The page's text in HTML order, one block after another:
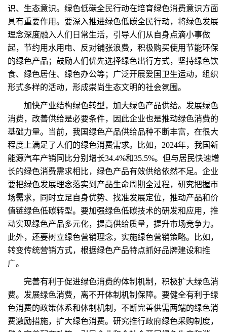
识、生态意识。绿色低碳全民行动在培育绿色消费意识方面
具有重要作用。要深入推进绿色低碳全民行动，将绿色发展
理念深度融入人们日常生活，引导人们从自身点滴小事做
起，节约用水用电、反对铺张浪费，积极购买使用节能环保
的绿色产品；鼓励人们优先选择绿色出行方式，坚持绿色饮
食、绿色居住、绿色办公等；广泛开展爱国卫生运动，组织
形式多样的活动，形成崇尚生态文明的社会氛围。
加快产业结构绿色转型，加大绿色产品供给。发展绿色
消费，改善供给是必要条件，因此企业也是推动绿色消费的
基础力量。当前，我国绿色产品供给品种不断丰富，在很大
程度上满足了人们的绿色消费需求。比如，2024年，我国新
能源汽车产销同比分别增长34.4%和35.5%。但与居民快速增
长的绿色消费需求相比，绿色产品有效供给依然不足。企业
要把绿色发展理念落实到产品生命周期全过程，研究把握市
场需求，同时立足自身优势、找准发展定位，推动产品和价
值链绿色低碳转型。要加强绿色低碳技术的研发和应用，推
动实现绿色产品多元化，提高供给质量，提升市场竞争力。
此外，还要树立绿色营销理念，实施绿色营销策略。比如，
转变传统营销方式，根据绿色产品特点抓好品牌建设和推
广。
完善有利于促进绿色消费的体制机制，积极扩大绿色消
费。发展绿色消费，离不开体制机制保障。要健全有利于绿
色消费的政策体系和体制机制，不断完善供需两端的绿色消
费激励措施，扩大绿色消费。研究推行政府绿色采购制度，